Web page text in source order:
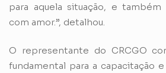
para aquela situação, e
com amor.”, detalhou.
O representante do CRCGO
fundamental para a capacitação